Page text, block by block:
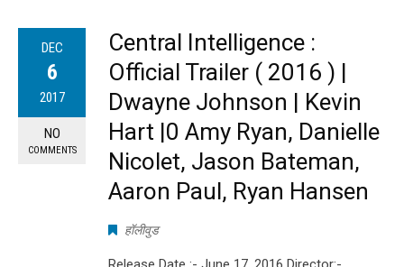
DEC
6
2017
NO
COMMENTS
Central Intelligence :
Official Trailer ( 2016 ) |
Dwayne Johnson | Kevin
Hart |0 Amy Ryan, Danielle
Nicolet, Jason Bateman,
Aaron Paul, Ryan Hansen
हॉलीवुड